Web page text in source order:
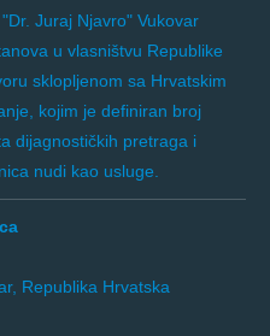
Juraj Njavro" Vukovar
u vlasništvu Republike
sklopljenom sa Hrvatskim
kojim je definiran broj
dijagnostičkih pretraga i
nudi kao usluge.
Republika Hrvatska